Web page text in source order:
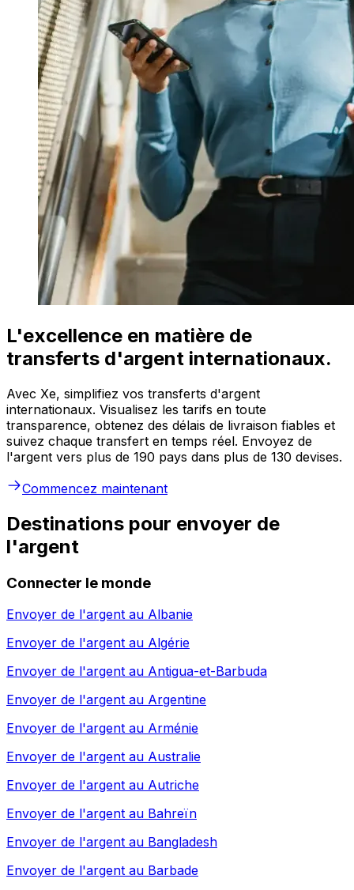
L'excellence en matière de
transferts d'argent internationaux.
Avec Xe, simplifiez vos transferts d'argent
internationaux. Visualisez les tarifs en toute
transparence, obtenez des délais de livraison fiables et
suivez chaque transfert en temps réel. Envoyez de
l'argent vers plus de 190 pays dans plus de 130 devises.
Commencez maintenant
Destinations pour envoyer de
l'argent
Connecter le monde
Envoyer de l'argent au Albanie
Envoyer de l'argent au Algérie
Envoyer de l'argent au Antigua-et-Barbuda
Envoyer de l'argent au Argentine
Envoyer de l'argent au Arménie
Envoyer de l'argent au Australie
Envoyer de l'argent au Autriche
Envoyer de l'argent au Bahreïn
Envoyer de l'argent au Bangladesh
Envoyer de l'argent au Barbade